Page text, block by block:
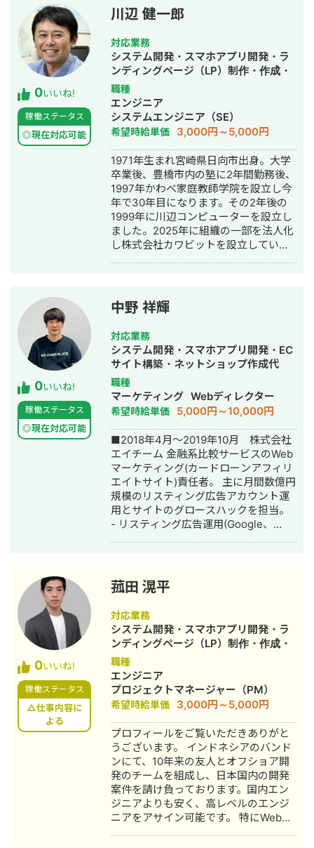
提とした業務自動化・業務システム開
発を一気通貫で行う実行力。
イツ現地法人Webfleet Solutions
(Bridgestone Mobility Solutions)に入
社し車のナビゲーションの開発やアプ
リのモダン化をリードし在籍中にも日
本のクライアントと協業し様々なプロ
ジェクトを進める。 退職後、帰国し企
業との可能性を伴奏しながらテクノロ
ジーを利用してお客様の価値を最大化
することを掲げ株式会社Aperticaを設
立。
0いいね!
稼働ステータス
◎現在対応可能
川辺 健一郎
対応業務
システム開発・スマホアプリ開発・ラ
ンディングページ（LP）制作・作成・
ECサイト構築・ネットショップ作成代
行・SEO対策・事務代行・ホームペー
ジ制作・作成・バナー制作・デザイ
ン・ロゴデザイン・作成・リスティン
グ広告運用代行・動画制作・動画編
集・AI活用
職種
エンジニア
システムエンジニア（SE）
希望時給単価 3,000円～5,000円
1971年生まれ宮崎県日向市出身。大学
卒業後、豊橋市内の塾に2年間勤務後、
1997年かわべ家庭教師学院を設立し今
年で30年目になります。その2年後の
1999年に川辺コンピューターを設立し
ました。2025年に組織の一部を法人化
し株式会社カワビットを設立していま
0いいね!
稼働ステータス
◎現在対応可能
中野 祥輝
対応業務
システム開発・スマホアプリ開発・EC
サイト構築・ネットショップ作成代
行・SEO対策・ホームページ制作・作
成・リスティング広告運用代行・オウ
ンドメディア制作・構築・運用代行
職種
マーケティング Webディレクター
希望時給単価 5,000円～10,000円
■2018年4月〜2019年10月 株式会社
エイチーム 金融系比較サービスのWeb
マーケティング(カードローンアフィリ
エイトサイト)責任者。 主に月間数億円
規模のリスティング広告アカウント運
用とサイトのグロースハックを担当。
- リスティング広告運用(Google、
の運用(facebok広告・Googleショッピ
ング広告・criteo) - LPO - データ分析
- アフィリエイト広告の運用 - 事業計
画策定 ■2019年11月〜2022年4月 株
式会社Gracia ギフトECプラットフォー
ムサービスのwebマーケティングを担
当した後、PMを担当 - UX企画 - サー
ビスグロース - CRM運用 - データ分析
- プロジェクトマネジメント - プロダ
クト部門立ち上げ - DB型SEO改善 -
LTV戦略の立案・実行 ■2022年年4
月〜現在 株式会社overdlow プロダク
トマネージャー - プロダクトマネジメ
ント - ユーザーインタビュー、デー
タ、社内ヒアリングを元にプロダクト
開発方針の立案 - プロダクトの開発に
関する要件定義・デザイナーと協働し
たUI設計・プロジェクト進行 - エンジ
ニア採用 ■2023年年12月〜 独立 また
0いいね!
稼働ステータス
△仕事内容に
よる
菰田 滉平
対応業務
システム開発・スマホアプリ開発・ラ
ンディングページ（LP）制作・作成・
ECサイト構築・ネットショップ作成代
行・ホームページ制作・作成・オウン
ドメディア制作・構築・運用代行
職種
エンジニア
プロジェクトマネージャー（PM）
希望時給単価 3,000円～5,000円
プロフィールをご覧いただきありがと
うございます。 インドネシアのバンド
ンにて、10年来の友人とオフショア開
発のチームを組成し、日本国内の開発
案件を請け負っております。国内エン
ジニアよりも安く、高レベルのエンジ
ニアをアサイン可能です。 特にWebサ